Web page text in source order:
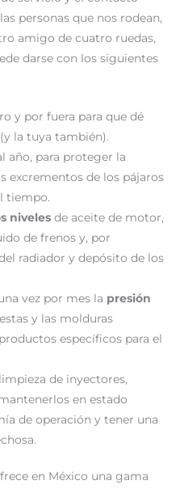
personas que nos rodean,
amigo de cuatro ruedas,
darse con los siguientes
y por fuera para que dé
la tuya también).
año, para proteger la
excrementos de los pájaros
tiempo.
niveles de aceite de motor,
de frenos y, por
radiador y depósito de los
vez por mes la presión
y las molduras
específicos para el
de inyectores,
en estado
de operación y tener una
en México una gama